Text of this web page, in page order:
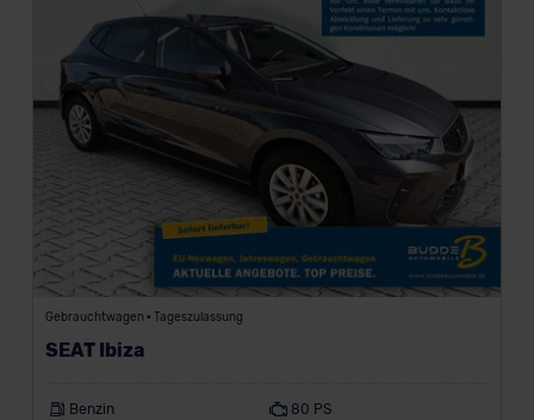
Gebrauchtwagen • Tageszulassung
SEAT Ibiza
Benzin
80 PS